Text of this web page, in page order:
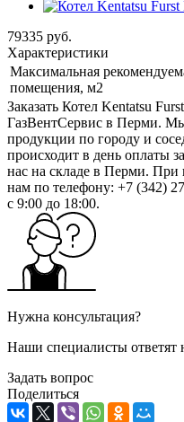
79335 руб.
Характеристики
Максимальная
помещения, м2
Заказать Котел Kentatsu
ГазВентСервис в Перми.
продукции по городу и
происходит в день оплаты
нас на складе в Перми. При
нам по телефону: +7 (342)
с 9:00 до 18:00.
Нужна консультация?
Наши специалисты
Задать вопрос
Поделиться